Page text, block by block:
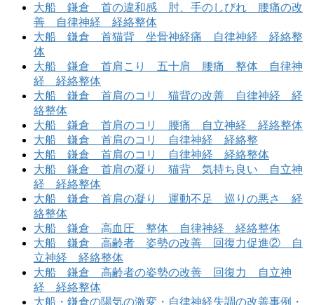
大船 鎌倉 首の違和感 肘、手のしびれ 腰痛の改
善 自律神経 経絡整体
大船 鎌倉 首猫背 坐骨神経痛 自律神経 経絡整
体
大船 鎌倉 首肩こり 五十肩 腰痛 整体 自律神
経 経絡整体
大船 鎌倉 首肩のコリ 猫背の改善 自律神経 経
絡整体
大船 鎌倉 首肩のコリ 腰痛 自立神経 経絡整体
大船 鎌倉 首肩のコリ 自律神経 経絡整
大船 鎌倉 首肩のコリ 自律神経 経絡整体
大船 鎌倉 首肩の凝り 猫背 気持ち良い 自立神
経 経絡整体
大船 鎌倉 首肩の凝り 運動不足 巡りの悪さ 経
絡整体
大船 鎌倉 高血圧 整体 自律神経 経絡整体
大船 鎌倉 高齢者 姿勢の改善 回復力促進② 自
立神経 経絡整体
大船 鎌倉 高齢者の姿勢の改善 回復力 自立神
経 経絡整体
大船・鎌倉の陽気の激変・自律神経失調の改善事例・